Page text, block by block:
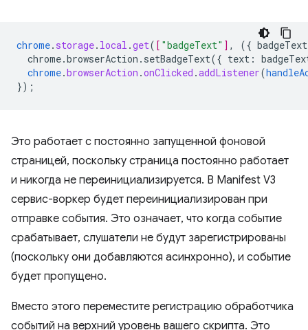
chrome. storage. local .get( [ "badgeText" ] , ({ badgeText
chrome.browserAction.setBadgeText({ text :
chrome.browserAction .onClicked .addListener(
});
Это работает с постоянно запущенной фоновой
страницей, поскольку страница постоянно работает
и никогда не переинициализируется. В Manifest V3
сервис-воркер будет переинициализирован при
отправке события. Это означает, что когда событие
срабатывает, слушатели не будут зарегистрированы
(поскольку они добавляются асинхронно), и событие
будет пропущено.
Вместо этого переместите регистрацию обработчика
событий на верхний уровень вашего скрипта. Это